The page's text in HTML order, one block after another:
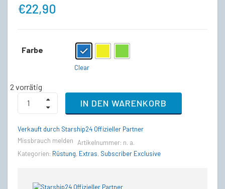
€22,90
Farbe
Clear
2 vorrätig
Overlord
Armor
Set
Versionen)
quantity
IN DEN WARENKORB
Verkauft durch Starship24 Offizieller Partner
Missbrauch melden
Artikelnummer: n. a.
Kategorien: Rüstung, Extras, Subscriber Exclusive